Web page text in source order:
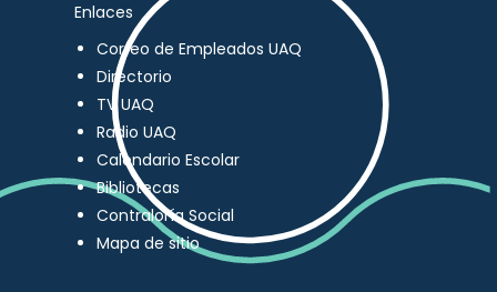
Enlaces
Correo de Empleados UAQ
Directorio
TV UAQ
Radio UAQ
Calendario Escolar
Bibliotecas
Contraloría Social
Mapa de sitio